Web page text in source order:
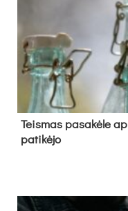
Teis­mas pa­sa­kė­le
pa­ti­kė­jo